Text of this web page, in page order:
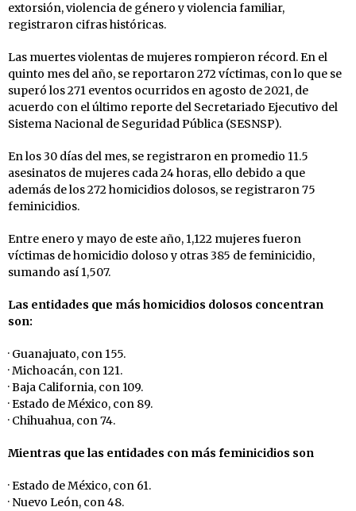
extorsión, violencia de género y violencia familiar,
registraron cifras históricas.
Las muertes violentas de mujeres rompieron récord. En el
quinto mes del año, se reportaron 272 víctimas, con lo que se
superó los 271 eventos ocurridos en agosto de 2021, de
acuerdo con el último reporte del Secretariado Ejecutivo del
Sistema Nacional de Seguridad Pública (SESNSP).
En los 30 días del mes, se registraron en promedio 11.5
asesinatos de mujeres cada 24 horas, ello debido a que
además de los 272 homicidios dolosos, se registraron 75
feminicidios.
Entre enero y mayo de este año, 1,122 mujeres fueron
víctimas de homicidio doloso y otras 385 de feminicidio,
sumando así 1,507.
Las entidades que más homicidios dolosos concentran
son:
· Guanajuato, con 155.
· Michoacán, con 121.
· Baja California, con 109.
· Estado de México, con 89.
· Chihuahua, con 74.
Mientras que las entidades con más feminicidios son
· Estado de México, con 61.
· Nuevo León, con 48.